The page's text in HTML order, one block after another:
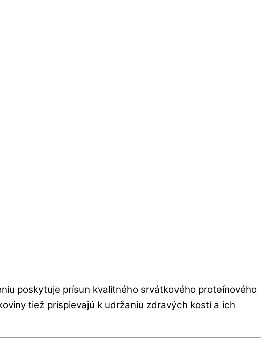
poskytuje prísun kvalitného srvátkového proteínového
tiež prispievajú k udržaniu zdravých kostí a ich